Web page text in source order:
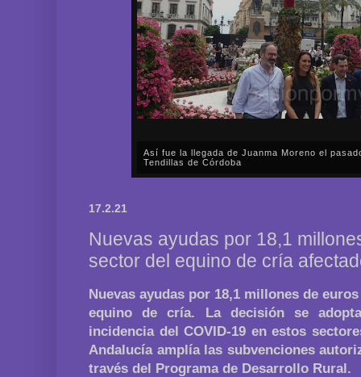
Así fue la llegada de Juanma Moreno el
Tendillas de Córdoba
17.2.21
Nuevas ayudas por 18,1
sector del equino de cría
Nuevas ayudas por 18,1 millones de
equino de cría. La decisión se
incidencia del COVID-19 en estos
Andalucía amplía las subvenciones
través del Programa de Desarrollo Rural.